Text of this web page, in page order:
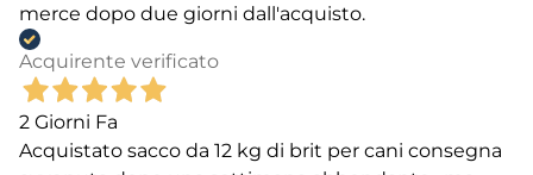
merce dopo due giorni dall'acquisto.
Acquirente verificato
2 Giorni Fa
Acquistato sacco da 12 kg di brit per cani consegna